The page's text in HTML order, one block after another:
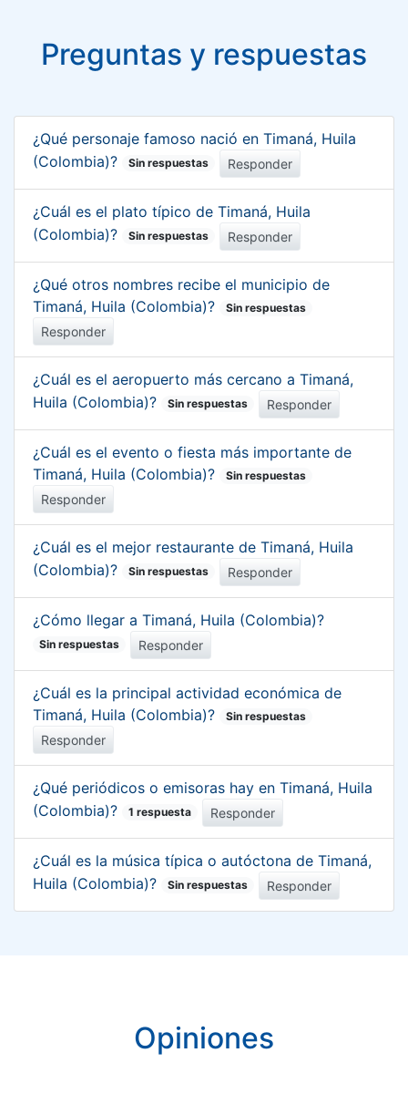
Preguntas y respuestas
¿Qué personaje famoso nació en Timaná, Huila
(Colombia)?
Sin respuestas Responder
¿Cuál es el plato típico de Timaná, Huila
(Colombia)?
Sin respuestas Responder
¿Qué otros nombres recibe el municipio de
Timaná, Huila (Colombia)?
Sin respuestas
Responder
¿Cuál es el aeropuerto más cercano a Timaná,
Huila (Colombia)?
Sin respuestas Responder
¿Cuál es el evento o fiesta más importante de
Timaná, Huila (Colombia)?
Sin respuestas
Responder
¿Cuál es el mejor restaurante de Timaná, Huila
(Colombia)?
Sin respuestas Responder
¿Cómo llegar a Timaná, Huila (Colombia)?
Sin respuestas Responder
¿Cuál es la principal actividad económica de
Timaná, Huila (Colombia)?
Sin respuestas
Responder
¿Qué periódicos o emisoras hay en Timaná, Huila
(Colombia)?
1 respuesta Responder
¿Cuál es la música típica o autóctona de Timaná,
Huila (Colombia)?
Sin respuestas Responder
Opiniones